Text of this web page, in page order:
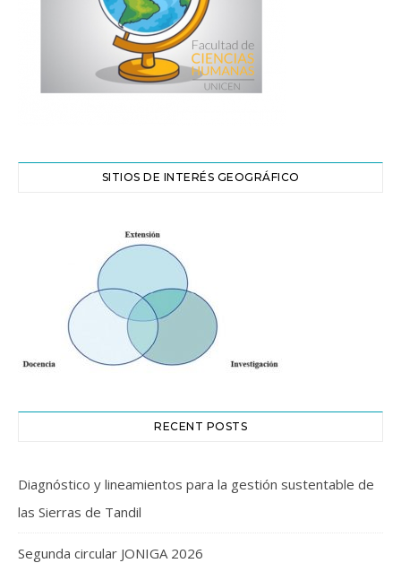
SITIOS DE INTERÉS GEOGRÁFICO
RECENT POSTS
Diagnóstico y lineamientos para la gestión sustentable de
las Sierras de Tandil
Segunda circular JONIGA 2026